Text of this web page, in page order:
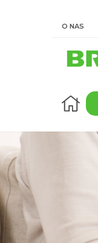
O NAS